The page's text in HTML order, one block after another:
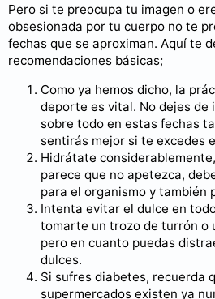
Pero si te preocupa tu imagen o
obsesionada por tu cuerpo no te
fechas que se aproximan. Aquí te
recomendaciones básicas;
Como ya hemos dicho, la
deporte es vital. No dejes
sobre todo en estas fechas
sentirás mejor si te excedes
Hidrátate
parece que no apetezca,
para el organismo y también
Intenta evitar el dulce en
tomarte un trozo de turrón o
pero en cuanto puedas
dulces.
Si sufres diabetes, recuerda
supermercados existen ya